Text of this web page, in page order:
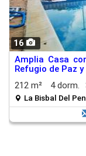
16
Amplia Casa
Refugio de Paz
212 m²
4 dorm.
La Bisbal Del